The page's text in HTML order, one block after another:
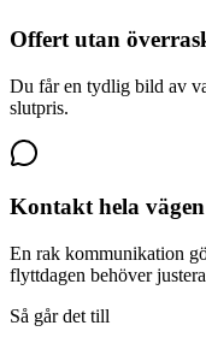
Offert utan
Du får en tydlig bild av
slutpris.
Kontakt hela vägen
En rak kommunikation
flyttdagen behöver
Så går det till